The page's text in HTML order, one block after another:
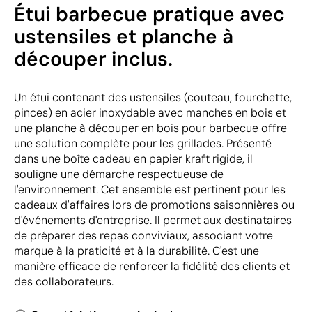
Étui barbecue pratique avec
ustensiles et planche à
découper inclus.
Un étui contenant des ustensiles (couteau, fourchette,
pinces) en acier inoxydable avec manches en bois et
une planche à découper en bois pour barbecue offre
une solution complète pour les grillades. Présenté
dans une boîte cadeau en papier kraft rigide, il
souligne une démarche respectueuse de
l'environnement. Cet ensemble est pertinent pour les
cadeaux d'affaires lors de promotions saisonnières ou
d'événements d'entreprise. Il permet aux destinataires
de préparer des repas conviviaux, associant votre
marque à la praticité et à la durabilité. C'est une
manière efficace de renforcer la fidélité des clients et
des collaborateurs.